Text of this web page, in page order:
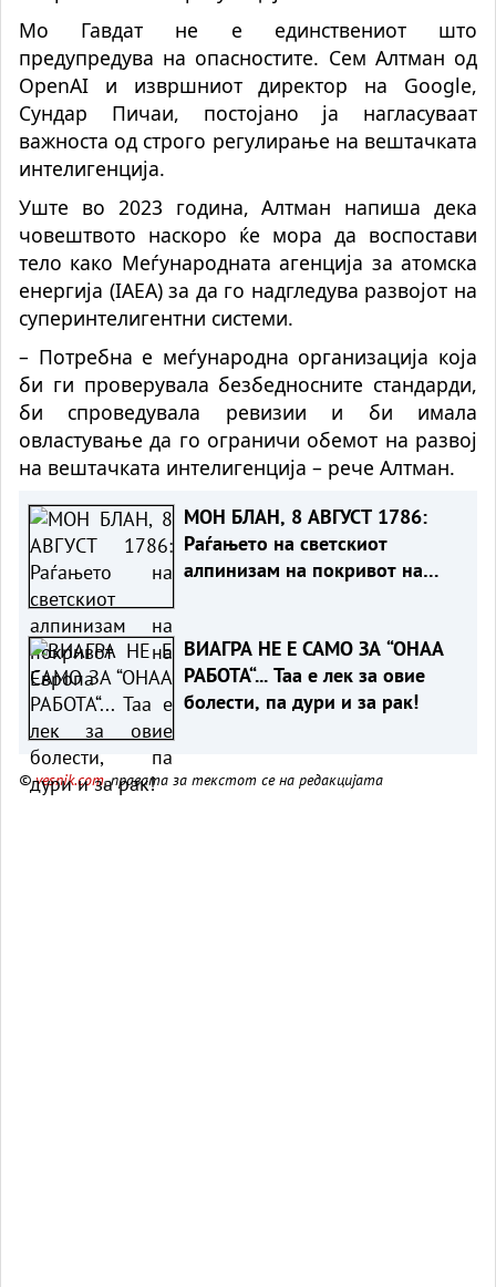
Мо Гавдат не е единствениот што
предупредува на опасностите. Сем Алтман од
OpenAI и извршниот директор на Google,
Сундар Пичаи, постојано ја нагласуваат
важноста од строго регулирање на вештачката
интелигенција.
Уште во 2023 година, Алтман напиша дека
човештвото наскоро ќе мора да воспостави
тело како Меѓународната агенција за атомска
енергија (IAEA) за да го надгледува развојот на
суперинтелигентни системи.
– Потребна е меѓународна организација која
би ги проверувала безбедносните стандарди,
би спроведувала ревизии и би имала
овластување да го ограничи обемот на развој
на вештачката интелигенција – рече Алтман.
МОН БЛАН, 8 АВГУСТ 1786:
Раѓањето на светскиот
алпинизам на покривот на
ВИАГРА НЕ Е САМО ЗА “ОНАА
РАБОТА“... Таа е лек за овие
болести, па дури и за рак!
©vesnik.com, правата за текстот се на редакцијата